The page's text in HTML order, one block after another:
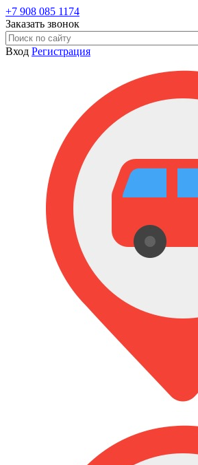
+7 908 085 1174
Заказать звонок
Вход Регистрация